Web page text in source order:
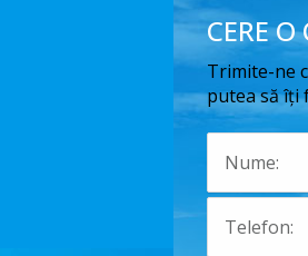
CERE O
Trimite-ne
putea să îți